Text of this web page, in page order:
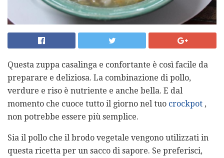
Questa zuppa casalinga e confortante è così facile da
preparare e deliziosa. La combinazione di pollo,
verdure e riso è nutriente e anche bella. E dal
momento che cuoce tutto il giorno nel tuo crockpot ,
non potrebbe essere più semplice.
Sia il pollo che il brodo vegetale vengono utilizzati in
questa ricetta per un sacco di sapore. Se preferisci,